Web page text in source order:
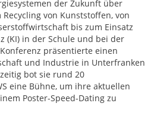
der Zukunft über
von Kunststoffen, von
bis zum Einsatz
(KI) in der Schule und bei der
präsentierte einen
und Industrie in Unterfranken
bot sie rund 20
eine Bühne, um ihre aktuellen
Poster-Speed-Dating zu